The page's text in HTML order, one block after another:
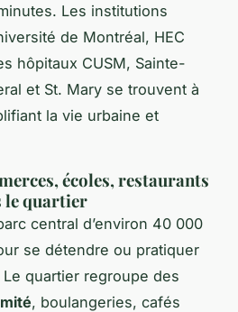
Les institutions
de Montréal, HEC
hôpitaux CUSM, Sainte-
et St. Mary se trouvent à
la vie urbaine et
écoles, restaurants
le quartier
central d’environ 40 000
se détendre ou pratiquer
quartier regroupe des
, boulangeries, cafés